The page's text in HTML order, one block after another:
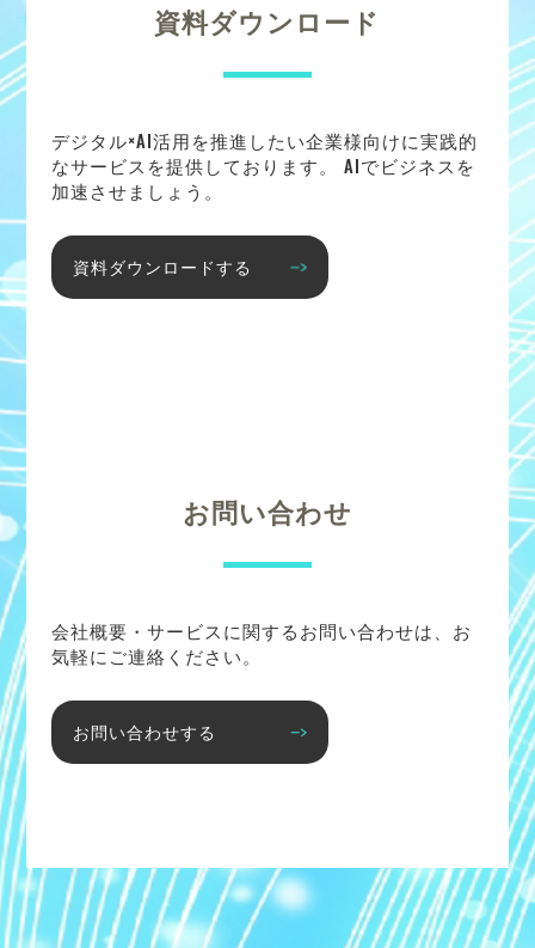
資料ダウンロード
デジタル×AI活用を推進したい企業様向けに実践的
なサービスを提供しております。 AIでビジネスを
加速させましょう。
資料ダウンロードする
お問い合わせ
会社概要・サービスに関するお問い合わせは、お
気軽にご連絡ください。
お問い合わせする